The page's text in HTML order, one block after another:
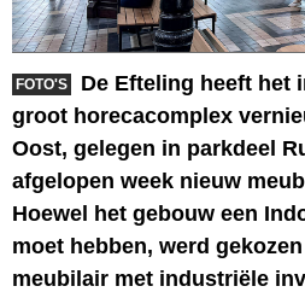
FOTO'S
De Efteling heeft het
groot horecacomplex
Oost, gelegen in parkdeel
afgelopen week nieuw
Hoewel het gebouw een
moet hebben, werd
meubilair met industriële